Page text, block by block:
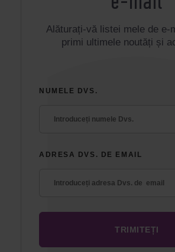
Alăturați-vă listei mele de e-
primi ultimele noutăți și
NUMELE DVS.
ADRESA DVS. DE EMAIL